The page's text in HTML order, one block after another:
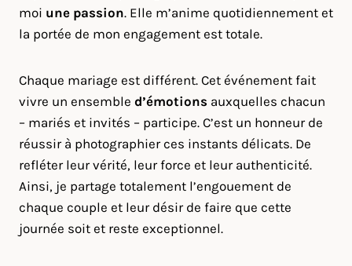
moi une passion. Elle m’anime quotidiennement et
la portée de mon engagement est totale.
Chaque mariage est différent. Cet événement fait
vivre un ensemble d’émotions auxquelles chacun
– mariés et invités – participe. C’est un honneur de
réussir à photographier ces instants délicats. De
refléter leur vérité, leur force et leur authenticité.
Ainsi, je partage totalement l’engouement de
chaque couple et leur désir de faire que cette
journée soit et reste exceptionnel.